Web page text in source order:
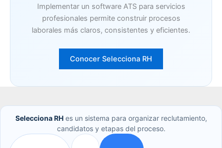
Implementar un software ATS para servicios
profesionales permite construir procesos
laborales más claros, consistentes y eficientes.
Conocer Selecciona RH
Selecciona RHes un sistema para organizar reclutamiento,
candidatos y etapas del proceso.